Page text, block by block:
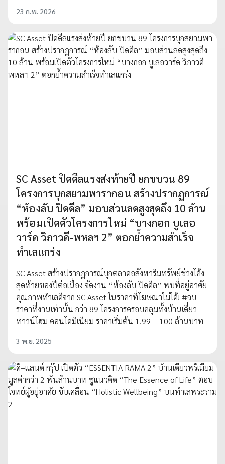
23 ก.พ. 2026
SC Asset ปิดดีลแรงส่งท้ายปี ยกขบวน 89
โครงการบุกสยามพารากอน สร้างปรากฏการณ์
“ห้องลับ ปิดดีล” มอบส่วนลดสูงสุดถึง 10 ล้าน
พร้อมเปิดตัวโครงการใหม่ “บางกอก บูเลอ
วาร์ด วิภาวดี-พหลฯ 2” ตอกย้ำความสำเร็จ
ทำเลแกร่ง
SC Asset สร้างปรากฏการณ์บุกตลาดอสังหาริมทรัพย์ช่วงโค้ง
สุดท้ายของปีต่อเนื่อง จัดงาน “ห้องลับ ปิดดีล” พบที่อยู่อาศัย
คุณภาพทำเลดีจาก SC Asset ในราคาที่โฆษณาไม่ได้! #จบ
ราคาที่งานเท่านั้น กว่า 89 โครงการครอบคลุมทั้งบ้านเดี่ยว
ทาวน์โฮม คอนโดมิเนียม ราคาเริ่มต้น 1.99 – 100 ล้านบาท
3 พ.ย. 2025